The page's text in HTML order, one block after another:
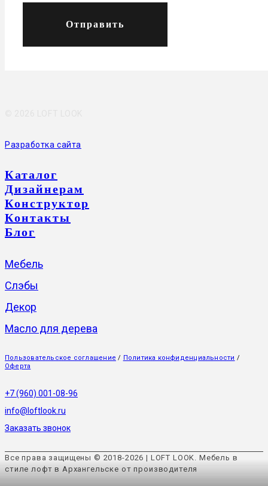
Отправить
Разработка сайта
Каталог
Дизайнерам
Конструктор
Контакты
Блог
Мебель
Слэбы
Декор
Масло для дерева
Пользовательское соглашение / Политика конфиденциальности /
Оферта
+7 (960) 001-08-96
info@loftlook.ru
Заказать звонок
Все права защищены © 2018-2026 | LOFT LOOK. Мебель в
стиле лофт в Архангельске от производителя